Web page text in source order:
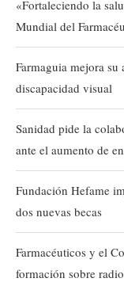
«Fortaleciendo la
Mundial del
Farmaguia mejora su
discapacidad visual
Sanidad pide la
ante el aumento de
Fundación Hefame
dos nuevas becas
Farmacéuticos y el
formación sobre